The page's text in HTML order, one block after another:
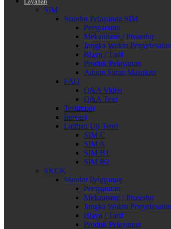
SIM
Standar Pelayanan SIM
Persyaratan
Mekanisme / Prosedur
Jangka Waktu Penyelesaian
Biaya / Tarif
Produk Pelayanan
Aduan,Saran,Masukan
FAQ
Q&A Video
Q&A Text
Testimoni
Inovasi
Latihan Uji Teori
SIM C
SIM A
SIM B1
SIM B2
SKCK
Standar Pelayanan
Persyaratan
Mekanisme / Prosedur
Jangka Waktu Penyelesaian
Biaya / Tarif
Produk Pelayanan